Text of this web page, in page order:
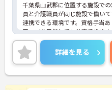
千葉県山武郡に位置する施設で
員と介護職員が同じ施設で働い
連携できる環境です。資格手当
アップを目指してお仕事できま
には、面接対策ポイントなど、
しますのでお気軽にご相談くだ
詳細を見る